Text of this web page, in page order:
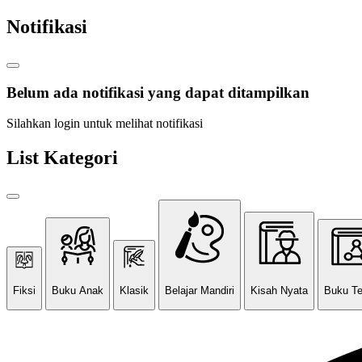
Notifikasi
Belum ada notifikasi yang dapat ditampilkan
Silahkan login untuk melihat notifikasi
List Kategori
Fiksi Buku Anak Klasik Belajar Mandiri Kisah Nyata Buku